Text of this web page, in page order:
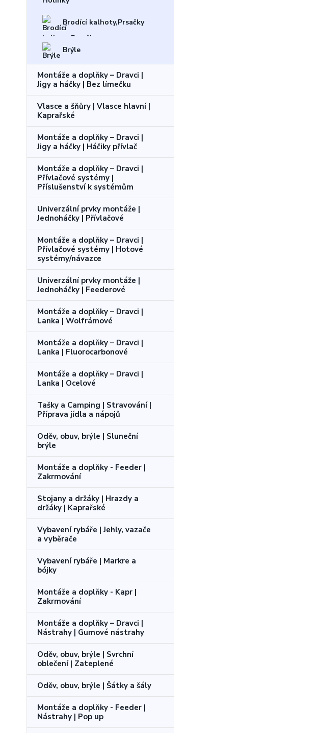
Brodící kalhoty,Prsačky
Brýle
Montáže a doplňky – Dravci |
Jigy a háčky | Bez límečku
Vlasce a šňůry | Vlasce hlavní |
Kaprařské
Montáže a doplňky – Dravci |
Jigy a háčky | Háčiky přívlač
Montáže a doplňky – Dravci |
Přívlačové systémy |
Příslušenství k systémům
Univerzální prvky montáže |
Jednoháčky | Přívlačové
Montáže a doplňky – Dravci |
Přívlačové systémy | Hotové
systémy/návazce
Univerzální prvky montáže |
Jednoháčky | Feederové
Montáže a doplňky – Dravci |
Lanka | Wolfrámové
Montáže a doplňky – Dravci |
Lanka | Fluorocarbonové
Montáže a doplňky – Dravci |
Lanka | Ocelové
Tašky a Camping | Stravování |
Příprava jídla a nápojů
Oděv, obuv, brýle | Sluneční
brýle
Montáže a doplňky - Feeder |
Zakrmování
Stojany a držáky | Hrazdy a
držáky | Kaprařské
Vybavení rybáře | Jehly, vazače
a vyběrače
Vybavení rybáře | Markre a
bójky
Montáže a doplňky - Kapr |
Zakrmování
Montáže a doplňky – Dravci |
Nástrahy | Gumové nástrahy
Oděv, obuv, brýle | Svrchní
oblečení | Zateplené
Oděv, obuv, brýle | Šátky a šály
Montáže a doplňky - Feeder |
Nástrahy | Pop up